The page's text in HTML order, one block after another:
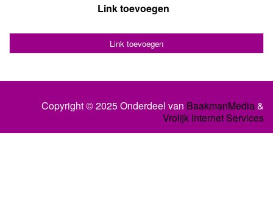
Link toevoegen
Link toevoegen
Copyright © 2025 Onderdeel van BaakmanMedia&
Vrolijk Internet Services